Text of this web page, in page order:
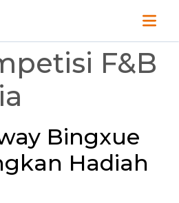
F&B
Bingxue
Hadiah